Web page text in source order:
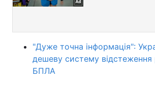
"Дуже точна інформація":
дешеву систему відстеження
БПЛА